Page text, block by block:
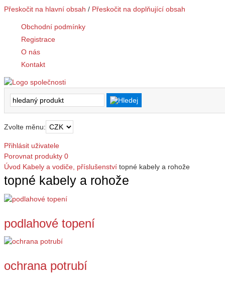
Přeskočit na hlavní obsah / Přeskočit na doplňující obsah
Obchodní podmínky
Registrace
O nás
Kontakt
Zvolte měnu:
Přihlásit uživatele
Porovnat produkty 0
Úvod Kabely a vodiče, příslušenství topné kabely a rohože
topné kabely a rohože
podlahové topení
ochrana potrubí